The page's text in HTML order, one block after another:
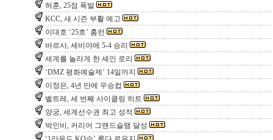
허훈, 25점 폭발
KCC, 새 시즌 부활 예고
이대호 ‘25호’ 홈런
바르사, 세비야에 5-4 승리
세계를 놀라게 한 셰인 로리
‘DMZ 평화예술제’ 14일까지
이정은, 4년 만에 우승컵
벨트레, 세 번째 사이클링 히트
양궁, 세계선수권 최고 성적
박인비, 커리어 그랜드슬램 달성